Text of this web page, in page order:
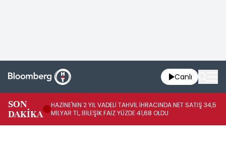
Canlı
SON
DAKİKA
HAZİNE'NİN 2 YIL VADELİ TAHVİL İHRACINDA NET SATIŞ 34,5
MİLYAR TL, BİLEŞİK FAİZ YÜZDE 41,68 OLDU